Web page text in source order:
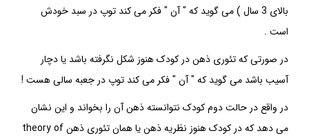
بالای 3 سال ) می گوید که " آن " فکر می کند توپ در سبد خودش
است .
در صورتی کهتئوری ذهندر کودک هنوز شکل نگرفته باشد یا دچار
آسیب باشد می گوید که " آن " فکر می کند توپ در جعبه سالی هست !
در واقع در حالت دوم کودک نتوانسته ذهن آن را بخواند و این نشان
می دهد که در کودک هنوز نظریه ذهن یا همانتئوری ذهنtheory of